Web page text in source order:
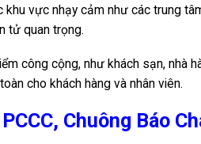
khu vực nhạy cảm như các trung
tử quan trọng.
công cộng, như khách sạn, nhà
cho khách hàng và nhân viên.
Chuông Báo